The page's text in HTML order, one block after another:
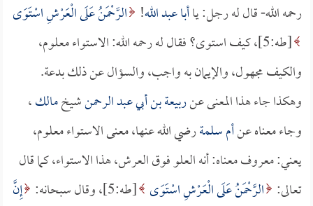
رحمه الله- قال له رجل: ياأبا عبد الله! الرَّحْمَنُ عَلَى الْعَرْشِ اسْتَوَى
[طه:5]، كيف استوى؟ فقال له رحمه الله: الاستواء معلوم،
والكيف مجهول، والإيمان به واجب، والسؤال عن ذلك بدعة.
وهكذا جاء هذا المعنى عنربيعة بن أبي عبد الرحمنشيخمالك،
وجاء معناه عنأم سلمةرضي الله عنها، معنى الاستواء معلوم،
يعني: معروف معناه: أنه العلو فوق العرش، هذا الاستواء، كما قال
تعالى: الرَّحْمَنُ عَلَى الْعَرْشِ اسْتَوَى [طه:5]، وقال سبحانه:
إِنَّ